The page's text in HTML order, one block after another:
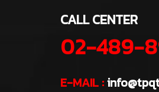
CALL CENTER
02-489-
E-MAIL :